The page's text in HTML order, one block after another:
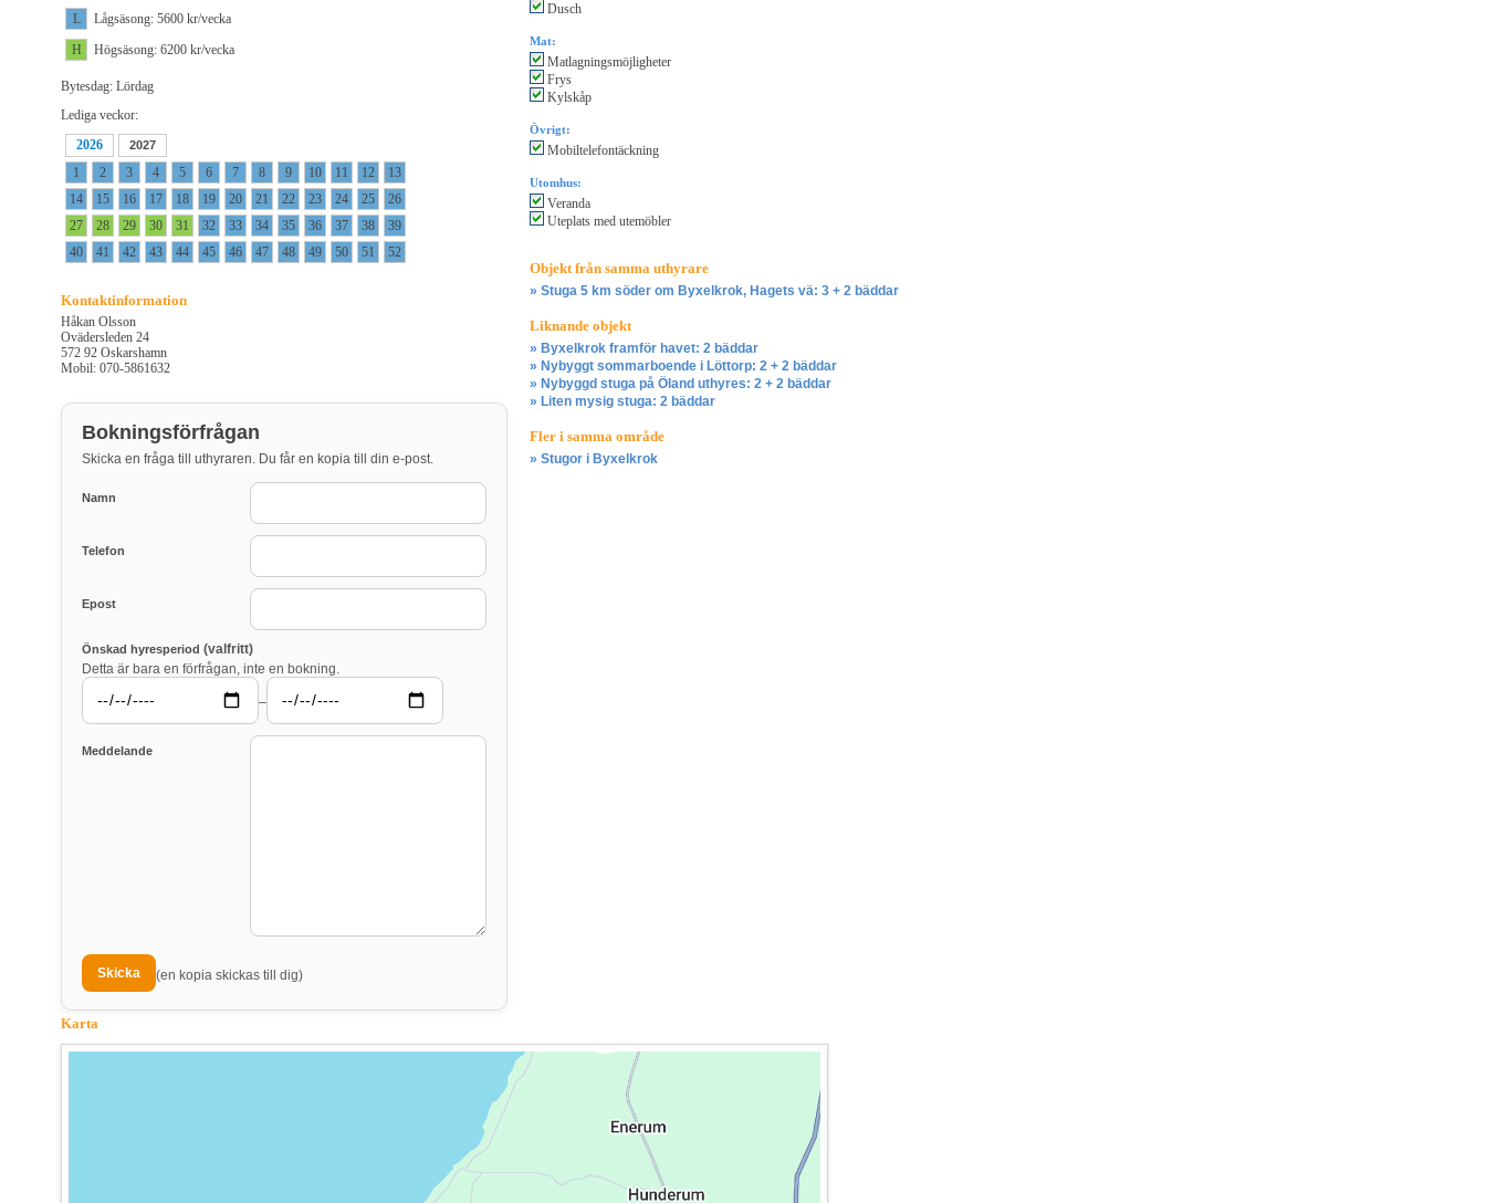
L
Lågsäsong: 5600 kr/vecka
H
Högsäsong: 6200 kr/vecka
Bytesdag: Lördag
Lediga veckor:
2026
2027
1 2 3 4 5 6 7 8 9 10 11 12
13
14
15 16 17 18 19 20 21 22 23 24 25
26
27
28 29 30 31 32 33 34 35 36 37 38
39
40
41 42 43 44 45 46 47 48 49 50 51 52
Kontaktinformation
Håkan Olsson
Ovädersleden 24
572 92 Oskarshamn
Mobil: 070-5861632
Bokningsförfrågan
Skicka en fråga till uthyraren. Du får en kopia till din e-post.
Namn
Telefon
Epost
Önskad hyresperiod (valfritt)
Detta är bara en förfrågan, inte en bokning.
–
Meddelande
(en kopia skickas till dig)
Dusch
Mat:
Matlagningsmöjligheter
Frys
Kylskåp
Övrigt:
Mobiltelefontäckning
Utomhus:
Veranda
Uteplats med utemöbler
Objekt från samma uthyrare
» Stuga 5 km söder om Byxelkrok, Hagets vä: 3 + 2 bäddar
Liknande objekt
» Byxelkrok framför havet: 2 bäddar
» Nybyggt sommarboende i Löttorp: 2 + 2 bäddar
» Nybyggd stuga på Öland uthyres: 2 + 2 bäddar
» Liten mysig stuga: 2 bäddar
Fler i samma område
» Stugor i Byxelkrok
Karta